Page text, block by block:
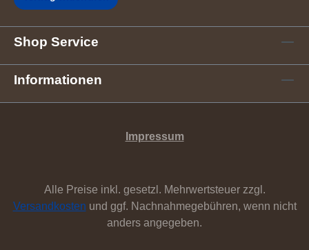
Shop Service
Informationen
Impressum
Alle Preise inkl. gesetzl. Mehrwertsteuer zzgl.
Versandkosten und ggf. Nachnahmegebühren, wenn nicht
anders angegeben.